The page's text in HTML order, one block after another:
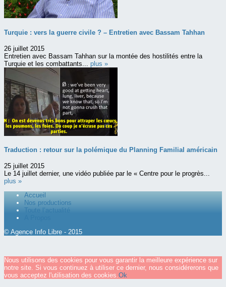
Turquie : vers la guerre civile ? – Entretien avec Bassam Tahhan
26 juillet 2015
Entretien avec Bassam Tahhan sur la montée des hostilités entre la
Turquie et les combattants... plus »
Traduction : retour sur la polémique du Planning Familial américain
25 juillet 2015
Le 14 juillet dernier, une vidéo publiée par le « Centre pour le progrès...
plus »
Accueil
Nos productions
Toute l’actualité
© Agence Info Libre - 2015
Nous utilisons des cookies pour vous garantir la meilleure expérience sur
notre site. Si vous continuez à utiliser ce dernier, nous considérerons que
vous acceptez l'utilisation des cookies.Ok